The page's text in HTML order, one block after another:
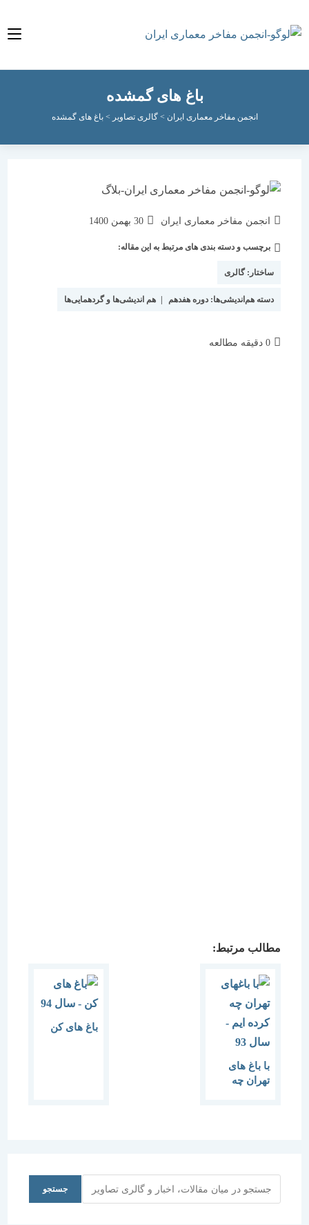
باغ های گمشده
انجمن مفاخر معماری ایران > گالری تصاویر>باغ های گمشده
انجمن مفاخر معماری ایران
نوشته
شده
30 بهمن 1400
برچسب و دسته بندی های مرتبط به این مقاله:
ساختار:گالری
دسته هم‌اندیشی‌ها:دوره هفدهم | هم اندیشی‌ها و گردهمایی‌ها
مطالب مرتبط:
با باغ های
تهران چه
باغ های کن
جستجو